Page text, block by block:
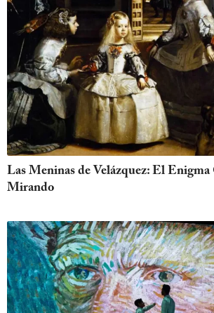
Las Meninas de Velázquez: El Enigma
Mirando